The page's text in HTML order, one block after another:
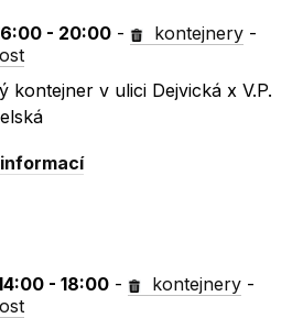
- 20:00 - kontejnery -
kontejner v ulici Dejvická x V.P.
- 18:00 - kontejnery -